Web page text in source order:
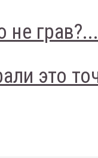
не грав?...
это